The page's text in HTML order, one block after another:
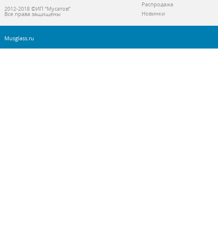
2012-2018 ©ИП “Мусатов”
Все права защищены
Распродажа
Новинки
Musglass.ru